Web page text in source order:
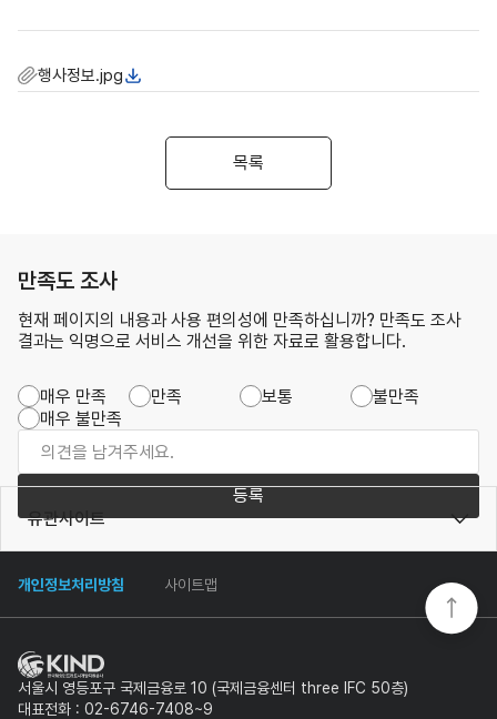
행사정보.jpg
목록
만족도 조사
현재 페이지의 내용과 사용 편의성에 만족하십니까? 만족도 조사
결과는 익명으로 서비스 개선을 위한 자료로 활용합니다.
매우 만족 만족 보통
불만족
매우 불만족
등록
개인정보처리방침 사이트맵
유관사이트
서울시 영등포구 국제금융로 10 (국제금융센터 three IFC 50층)
대표전화 : 02-6746-7408~9